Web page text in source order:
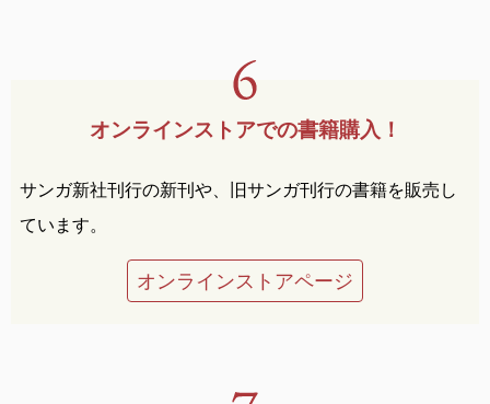
オンラインストアでの書籍購入！
サンガ新社刊行の新刊や、旧サンガ刊行の書籍を販売し
ています。
オンラインストアページ